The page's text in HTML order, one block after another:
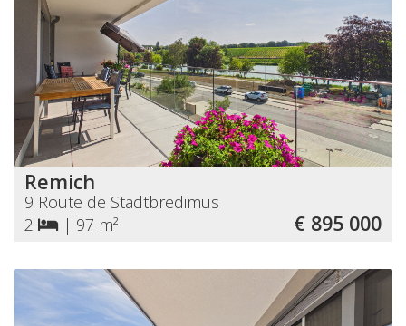
Remich
9 Route de Stadtbredimus
2
| 97 m² € 895 000